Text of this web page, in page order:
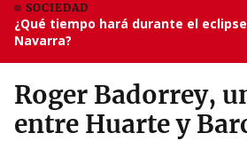
SOCIEDAD
¿Qué tiempo hará durante el
Navarra?
Roger Badorrey,
entre Huarte y